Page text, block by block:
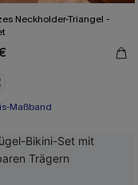
Neckholder-Triangel -
Maßband